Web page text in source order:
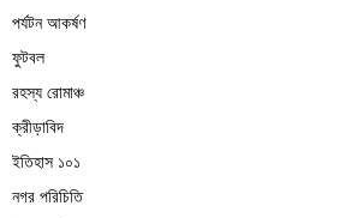
পর্যটন আকর্ষণ
ফুটবল
রহস্য রোমাঞ্চ
ক্রীড়াবিদ
ইতিহাস ১০১
নগর পরিচিতি